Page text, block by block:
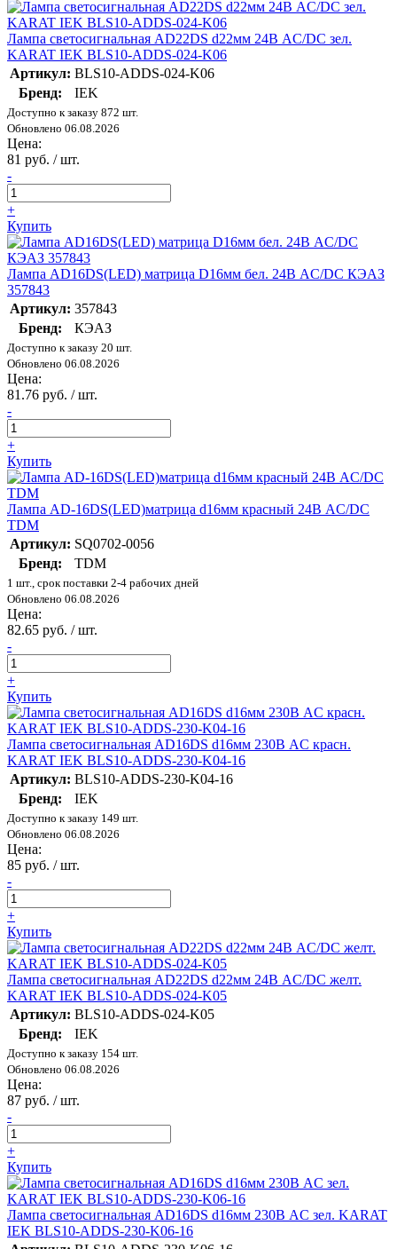
Лампа светосигнальная AD22DS d22мм 24В AC/DC зел.
KARAT IEK BLS10-ADDS-024-K06
Артикул: BLS10-ADDS-024-K06
Бренд:
IEK
Доступно к заказу 872 шт.
Обновлено 06.08.2026
Цена:
81 руб. / шт.
-
+
Купить
Лампа AD16DS(LED) матрица D16мм бел. 24В AC/DC КЭАЗ
357843
Артикул: 357843
Бренд:
КЭАЗ
Доступно к заказу 20 шт.
Обновлено 06.08.2026
Цена:
81.76 руб. / шт.
-
+
Купить
Лампа AD-16DS(LED)матрица d16мм красный 24В AC/DC
TDM
Артикул: SQ0702-0056
Бренд:
TDM
1 шт., срок поставки 2-4 рабочих дней
Обновлено 06.08.2026
Цена:
82.65 руб. / шт.
-
+
Купить
Лампа светосигнальная AD16DS d16мм 230В AC красн.
KARAT IEK BLS10-ADDS-230-K04-16
Артикул: BLS10-ADDS-230-K04-16
Бренд:
IEK
Доступно к заказу 149 шт.
Обновлено 06.08.2026
Цена:
85 руб. / шт.
-
+
Купить
Лампа светосигнальная AD22DS d22мм 24В AC/DC желт.
KARAT IEK BLS10-ADDS-024-K05
Артикул: BLS10-ADDS-024-K05
Бренд:
IEK
Доступно к заказу 154 шт.
Обновлено 06.08.2026
Цена:
87 руб. / шт.
-
+
Купить
Лампа светосигнальная AD16DS d16мм 230В AC зел. KARAT
IEK BLS10-ADDS-230-K06-16